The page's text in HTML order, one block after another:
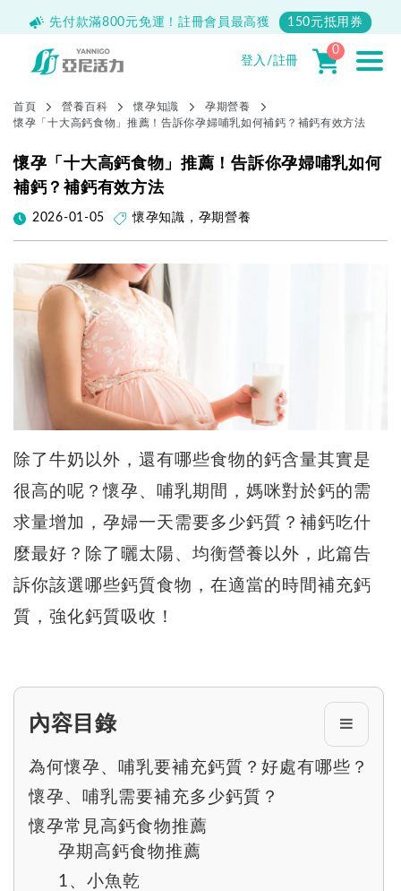
先付款滿800元免運！註冊會員最高獲 150元抵用券
登入/註冊
0
首頁 營養百科 懷孕知識
孕期營養
懷孕「十大高鈣食物」推薦！告訴你孕婦哺乳如何補鈣？補鈣有效方法
懷孕「十大高鈣食物」推薦！告訴你孕婦哺乳如何
補鈣？補鈣有效方法
2026-01-05 懷孕知識 ， 孕期營養
除了牛奶以外，還有哪些食物的鈣含量其實是
很高的呢？懷孕、哺乳期間，媽咪對於鈣的需
求量增加，孕婦一天需要多少鈣質？補鈣吃什
麼最好？除了曬太陽、均衡營養以外，此篇告
訴你該選哪些鈣質食物，在適當的時間補充鈣
質，強化鈣質吸收！
內容目錄
為何懷孕、哺乳要補充鈣質？好處有哪些？
懷孕、哺乳需要補充多少鈣質？
懷孕常見高鈣食物推薦
孕期高鈣食物推薦
1、小魚乾